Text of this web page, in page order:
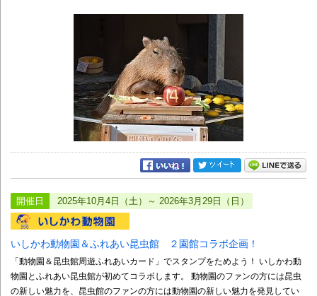
開催日 2025年10月4日（土）～ 2026年3月29日（日）
いしかわ動物園＆ふれあい昆虫館 ２園館コラボ企画！
「動物園＆昆虫館周遊ふれあいカード」でスタンプをためよう！ いしかわ動
物園とふれあい昆虫館が初めてコラボします。 動物園のファンの方には昆虫
の新しい魅力を、昆虫館のファンの方には動物園の新しい魅力を発見してい